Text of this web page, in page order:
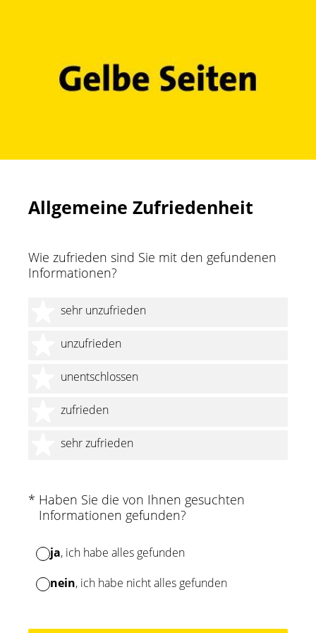
Allgemeine Zufriedenheit
Wie zufrieden sind Sie mit den gefundenen
Informationen?
sehr unzufrieden
1 Stern
unzufrieden
2 Sterne
unentschlossen
3 Sterne
zufrieden
4 Sterne
sehr zufrieden
5 Sterne
* Haben Sie die von Ihnen gesuchten
Informationen gefunden?
(Erforderlich.)
ja, ich habe alles gefunden
nein, ich habe nicht alles gefunden